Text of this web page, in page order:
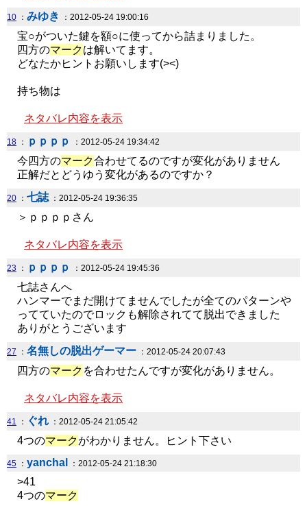
10 ： みゆき ：2012-05-24 19:00:16
宝○がついた鍵を額○に使ってから詰まりました。
四方のマークは解いてます。
どなたかヒントお願いします(><)
持ち物は
ネタバレ内容を表示
18 ： ｐｐｐｐ ：2012-05-24 19:34:42
今四方のマーク合わせてるのですが変化がありません
正解だとどうゆう変化があるのですか？
20 ： 七誌：2012-05-24 19:36:35
＞ｐｐｐｐさん
ネタバレ内容を表示
23 ： ｐｐｐｐ ：2012-05-24 19:45:36
七誌さんへ
ハンマーでまだ開けてませんでしたが全てのパターンや
ってていたのでロックも解除されてて脱出できました
ありがとうございます
27 ： 名無しの脱出ゲーマー ：2012-05-24 20:07:43
四方のマーク を合わせたんですが変化がありません。
ネタバレ内容を表示
41 ： ぐれ ：2012-05-24 21:05:42
4つのマークがわかりません。ヒント下さい
45 ： yanchal ：2012-05-24 21:18:30
>41
4つのマーク